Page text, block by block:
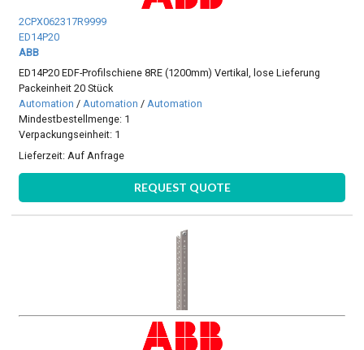
2CPX062317R9999
ED14P20
ABB
ED14P20 EDF-Profilschiene 8RE (1200mm) Vertikal, lose Lieferung
Packeinheit 20 Stück
Automation /Automation /Automation
Mindestbestellmenge: 1
Verpackungseinheit: 1
Lieferzeit: Auf Anfrage
REQUEST QUOTE